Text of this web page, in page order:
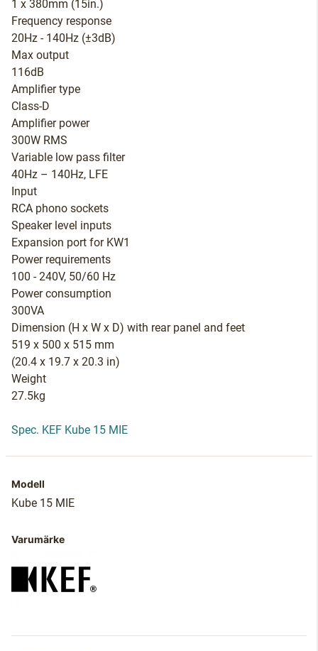
1 x 380mm (15in.)
Frequency response
20Hz - 140Hz (±3dB)
Max output
116dB
Amplifier type
Class-D
Amplifier power
300W RMS
Variable low pass filter
40Hz – 140Hz, LFE
Input
RCA phono sockets
Speaker level inputs
Expansion port for KW1
Power requirements
100 - 240V, 50/60 Hz
Power consumption
300VA
Dimension (H x W x D) with rear panel and feet
519 x 500 x 515 mm
(20.4 x 19.7 x 20.3 in)
Weight
27.5kg
Spec. KEF Kube 15 MIE
Modell
Kube 15 MIE
Varumärke